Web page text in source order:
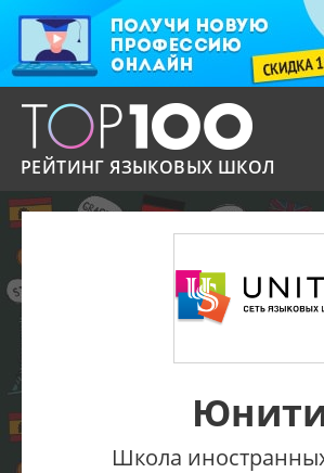
РЕЙТИНГ ЯЗЫКОВЫХ ШКОЛ
Школа